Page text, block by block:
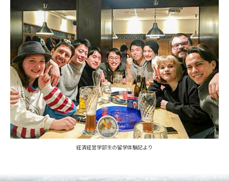
経済経営学部生の留学体験記より